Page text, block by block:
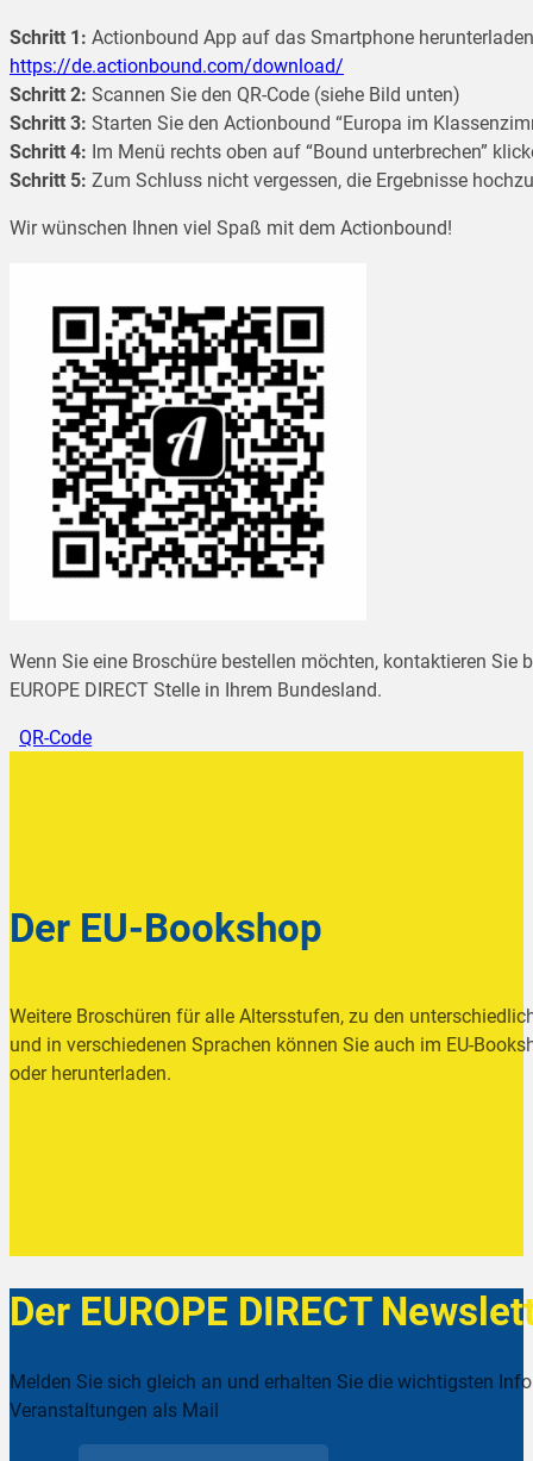
Schritt 1: Actionbound App auf das Smartphone
https://de.actionbound.com/download/
Schritt 2: Scannen Sie den QR-Code (siehe Bild unten)
Schritt 3: Starten Sie den Actionbound “Europa im
Schritt 4: Im Menü rechts oben auf “Bound unterbrechen”
Schritt 5: Zum Schluss nicht vergessen, die Ergebnisse
Wir wünschen Ihnen viel Spaß mit dem Actionbound!
Wenn Sie eine Broschüre bestellen möchten, kontaktieren Sie
EUROPE DIRECT Stelle in Ihrem Bundesland.
QR-Code
Der EU-Bookshop
Weitere Broschüren für alle Altersstufen, zu den
und in verschiedenen Sprachen können Sie auch im EU-
oder herunterladen.
Der EUROPE DIRECT
Melden Sie sich gleich an und erhalten Sie die wichtigsten
Veranstaltungen als Mail